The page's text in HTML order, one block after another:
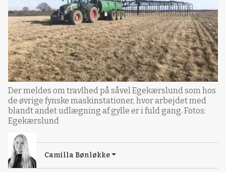
Der meldes om travlhed på såvel Egekærslund som hos
de øvrige fynske maskinstationer, hvor arbejdet med
blandt andet udlægning af gylle er i fuld gang. Fotos:
Egekærslund
Camilla Bønløkke